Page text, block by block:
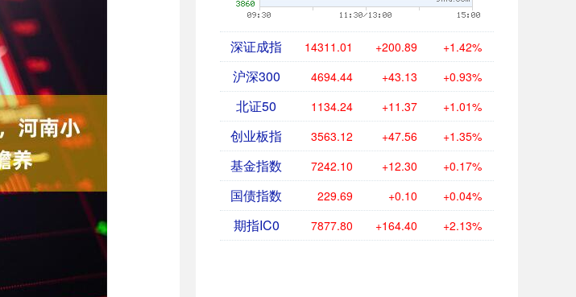
深证成指 14311.01 +200.89 +1.42%
沪深300 4694.44 +43.13 +0.93%
北证50 1134.24 +11.37 +1.01%
创业板指 3563.12 +47.56 +1.35%
基金指数 7242.10 +12.30 +0.17%
国债指数 229.69 +0.10 +0.04%
期指IC0 7877.80 +164.40 +2.13%